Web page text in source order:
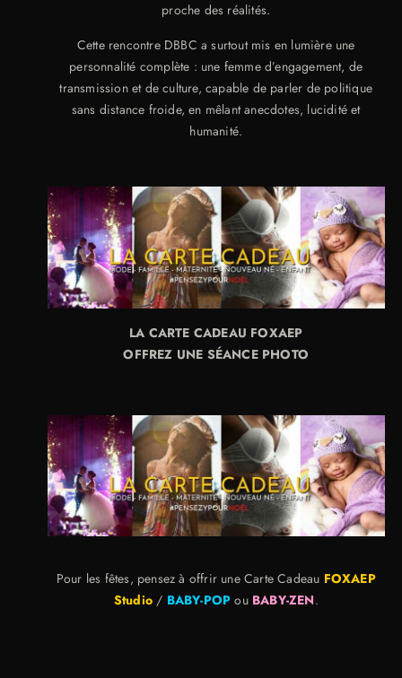
proche des réalités.
Cette rencontre DBBC a surtout mis en lumière une
personnalité complète : une femme d’engagement, de
transmission et de culture, capable de parler de politique
sans distance froide, en mêlant anecdotes, lucidité et
humanité.
LA CARTE CADEAU FOXAEP
OFFREZ UNE SÉANCE PHOTO
Pour les fêtes, pensez à offrir une Carte Cadeau FOXAEP
Studio/ BABY-POP ou BABY-ZEN.